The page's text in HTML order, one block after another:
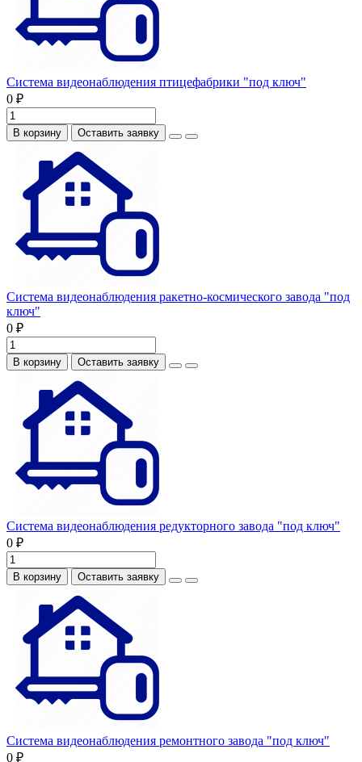
Система видеонаблюдения птицефабрики "под ключ"
0 ₽
В корзину Оставить заявку
Система видеонаблюдения ракетно-космического завода "под
ключ"
0 ₽
В корзину Оставить заявку
Система видеонаблюдения редукторного завода "под ключ"
0 ₽
В корзину Оставить заявку
Система видеонаблюдения ремонтного завода "под ключ"
0 ₽